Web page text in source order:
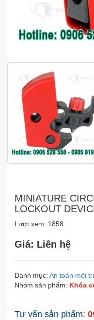
MINIATURE
LOCKOUT
Lượt xem: 1858
Giá: Liên hệ
Danh mục: An toàn môi
Nhóm sản phẩm: Khóa
Tư vấn sản phẩm: